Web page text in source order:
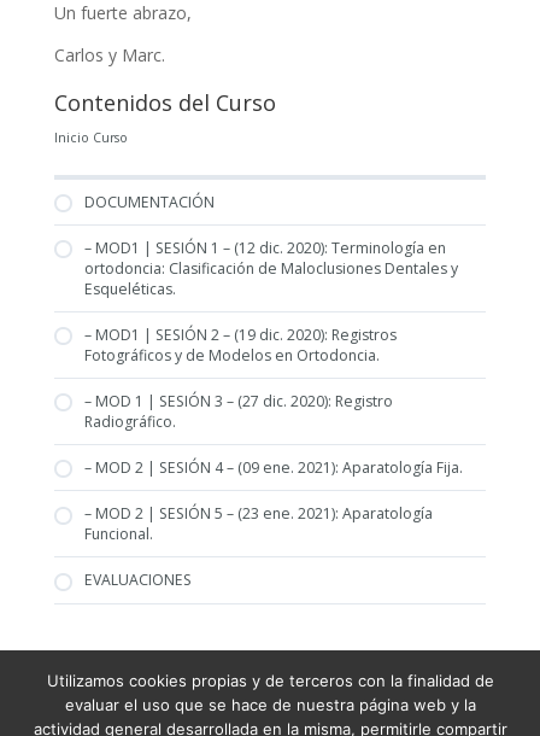
Un fuerte abrazo,
Carlos y Marc.
Contenidos del Curso
Inicio Curso
DOCUMENTACIÓN
– MOD1 | SESIÓN 1 – (12 dic. 2020): Terminología en
ortodoncia: Clasificación de Maloclusiones Dentales y
Esqueléticas.
– MOD1 | SESIÓN 2 – (19 dic. 2020): Registros
Fotográficos y de Modelos en Ortodoncia.
– MOD 1 | SESIÓN 3 – (27 dic. 2020): Registro
Radiográfico.
– MOD 2 | SESIÓN 4 – (09 ene. 2021): Aparatología Fija.
– MOD 2 | SESIÓN 5 – (23 ene. 2021): Aparatología
Funcional.
EVALUACIONES
Condiciones Generales de Venta
Términos y condiciones
Utilizamos cookies propias y de terceros con la finalidad de
evaluar el uso que se hace de nuestra página web y la
actividad general desarrollada en la misma, permitirle compartir